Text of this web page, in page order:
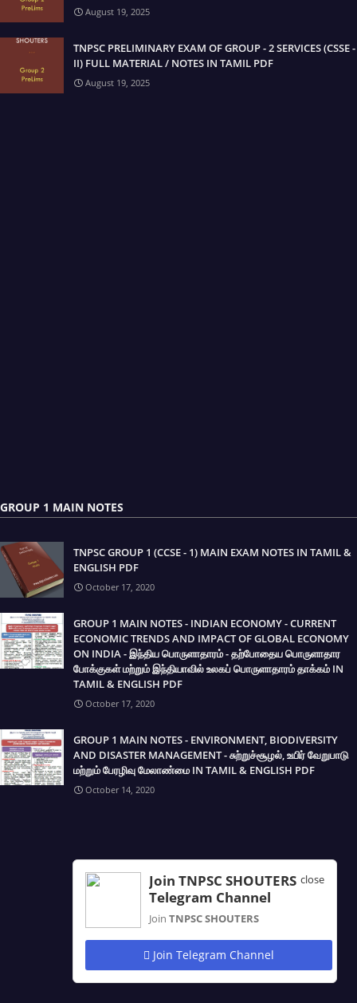
August 19, 2025
TNPSC PRELIMINARY EXAM OF GROUP - 2 SERVICES (CSSE -
II) FULL MATERIAL / NOTES IN TAMIL PDF
August 19, 2025
GROUP 1 MAIN NOTES
TNPSC GROUP 1 (CCSE - 1) MAIN EXAM NOTES IN TAMIL &
ENGLISH PDF
October 17, 2020
GROUP 1 MAIN NOTES - INDIAN ECONOMY - CURRENT
ECONOMIC TRENDS AND IMPACT OF GLOBAL ECONOMY
ON INDIA - இந்திய பொருளாதாரம் - தற்போதைய பொருளாதார
போக்குகள் மற்றும் இந்தியாவில் உலகப் பொருளாதாரம் தாக்கம் IN
TAMIL & ENGLISH PDF
October 17, 2020
GROUP 1 MAIN NOTES - ENVIRONMENT, BIODIVERSITY
AND DISASTER MANAGEMENT - சுற்றுச்சூழல், உயிர் வேறுபாடு
மற்றும் பேரழிவு மேலாண்மை IN TAMIL & ENGLISH PDF
October 14, 2020
close
Join TNPSC SHOUTERS
Telegram Channel
Join TNPSC SHOUTERS
Join Telegram Channel